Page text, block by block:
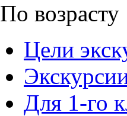
По возрасту
Цели
Для 1-го